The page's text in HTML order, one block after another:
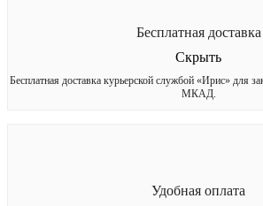
Бесплатная доставка
Скрыть
Бесплатная доставка курьерской службой «Ирис» для
МКАД.
Удобная оплата